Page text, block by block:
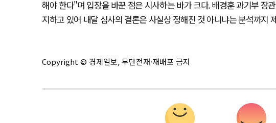
해야 한다"며 입장을 바꾼 점은 시사하는 바가 크다. 배경훈 과기부 장
지하고 있어 내달 심사의 결론은 사실상 정해진 것 아니냐는 분석까지
Copyright © 경제일보, 무단전재·재배포 금지